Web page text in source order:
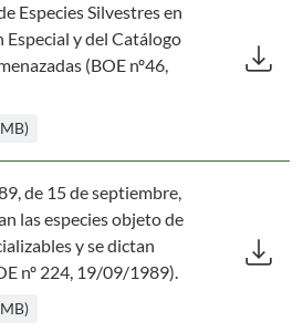
Especies Silvestres en
Especial y del Catálogo
(BOE nº46,
download
de 15 de septiembre,
las especies objeto de
y se dictan
nº 224, 19/09/1989).
download